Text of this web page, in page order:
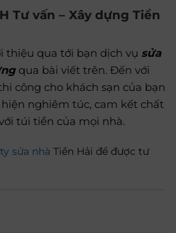
Tư vấn – Xây dựng Tiền
thiệu qua tới bạn dịch vụ sửa
qua bài viết trên. Đến với
công cho khách sạn của bạn
nghiêm túc, cam kết chất
túi tiền của mọi nhà.
sửa nhà Tiền Hải để được tư